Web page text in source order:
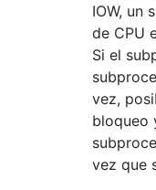
IOW, un
de CPU
Si el
vez,
bloqueo
vez que